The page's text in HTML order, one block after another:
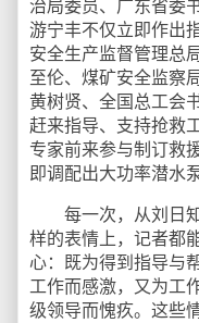
治局委员、广东省委
游宁丰不仅立即作出
安全生产监督管理总
至伦、煤矿安全监察
黄树贤、全国总工会
赶来指导、支持抢救
专家前来参与制订救
即调配出大功率潜
每一次，从刘日知
样的表情上，记者都
心：既为得到指导与
工作而感激，又为工
级领导而愧疚。这些